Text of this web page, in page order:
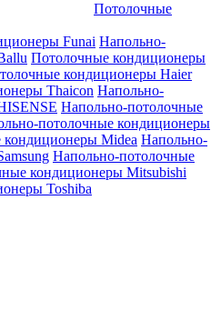
Потолочные
Funai Напольно-
Потолочные кондиционеры
кондиционеры Haier
Thaicon Напольно-
Напольно-потолочные
потолочные кондиционеры
Midea Напольно-
Напольно-потолочные
кондиционеры Mitsubishi
Toshiba